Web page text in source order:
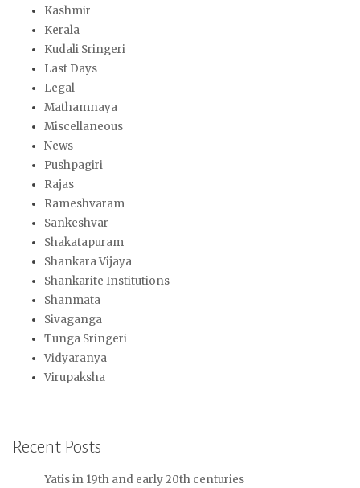
Kashmir
Kerala
Kudali Sringeri
Last Days
Legal
Mathamnaya
Miscellaneous
News
Pushpagiri
Rajas
Rameshvaram
Sankeshvar
Shakatapuram
Shankara Vijaya
Shankarite Institutions
Shanmata
Sivaganga
Tunga Sringeri
Vidyaranya
Virupaksha
Recent Posts
Yatis in 19th and early 20th centuries